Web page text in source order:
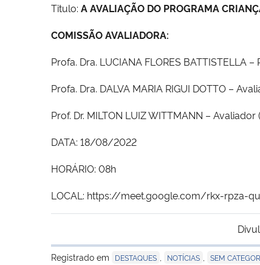
Titulo: A AVALIAÇÃO DO PROGRAMA
COMISSÃO AVALIADORA:
Profa. Dra. LUCIANA FLORES BATTISTELLA
Profa. Dra. DALVA MARIA RIGUI DOTTO –
Prof. Dr. MILTON LUIZ WITTMANN – Avaliador
DATA: 18/08/2022
HORÁRIO: 08h
LOCAL: https://meet.google.com/rkx-rpza-
Registrado em
DESTAQUES NOTÍCIAS SEM